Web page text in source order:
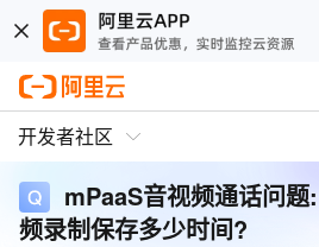
开发者社区
mPaaS音视频通话问
频录制保存多少时间?